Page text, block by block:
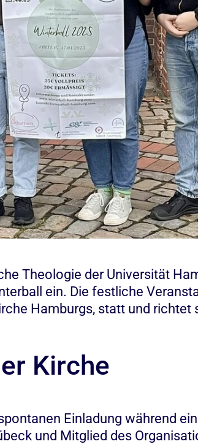
Theologie der Universität
ein. Die festliche
Hamburgs, statt und richtet
Kirche
Einladung während
und Mitglied des